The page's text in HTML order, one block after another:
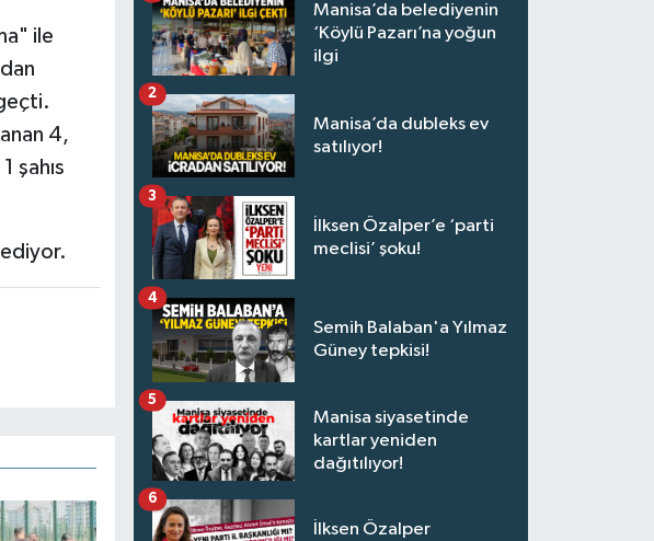
ile
4,
şahıs
Manisa’da belediyenin
‘Köylü Pazarı’na yoğun
ilgi
Manisa’da dubleks ev
satılıyor!
2
İlksen Özalper’e ‘parti
meclisi’ şoku!
3
Semih Balaban'a Yılmaz
Güney tepkisi!
4
Manisa siyasetinde
kartlar yeniden
dağıtılıyor!
5
İlksen Özalper
6